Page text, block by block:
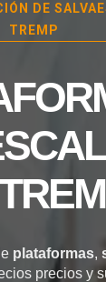
DE
TREMP
plataformas,
precios y